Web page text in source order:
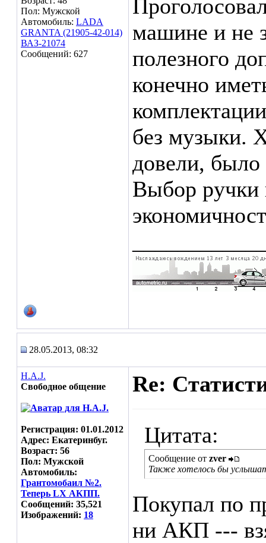
Пол: Мужской
Автомобиль: LADA
GRANTA (21905-42-014)
ВАЗ-21074
Сообщений: 627
машине и не
полезного
конечно
без музыки.
довели,
Выбор ручки
28.05.2013, 08:32
H.A.J.
Свободное общение
Регистрация: 01.01.2012
Адрес: Екатеринбуг.
Возраст: 56
Пол: Мужской
Автомобиль:
Грантомобаил №2.
Теперь LX АКПП.
Сообщений: 35,521
Изображений: 18
Re:
Цитата:
Сообщение от zver
Также хотелось бы
Покупал по
ни АКП ---